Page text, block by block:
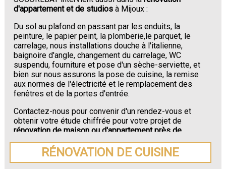
d'appartement et de studios à Mijoux :
Du sol au plafond en passant par les enduits, la
peinture, le papier peint, la plomberie,le parquet, le
carrelage, nous installations douche à l'italienne,
baignoire d'angle, changement du carrelage, WC
suspendu, fourniture et pose d'un sèche-serviette, et
bien sur nous assurons la pose de cuisine, la remise
aux normes de l'électricité et le remplacement des
fenêtres et de la portes d'entrée.
Contactez-nous pour convenir d'un rendez-vous et
obtenir votre étude chiffrée pour votre projet de
rénovation de maison ou d'appartement près de
Mijoux.
RÉNOVATION DE CUISINE